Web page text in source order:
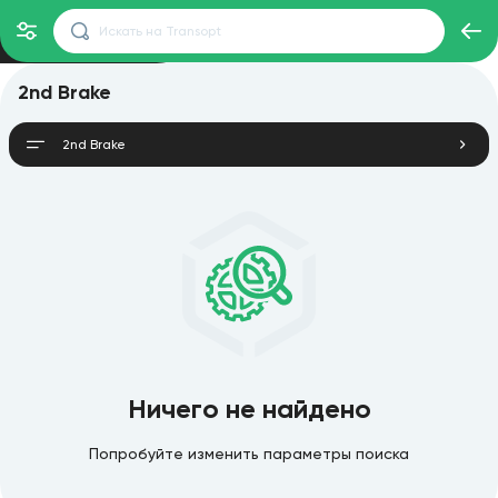
2nd Brake
2nd Brake
Ничего не найдено
Попробуйте изменить параметры поиска